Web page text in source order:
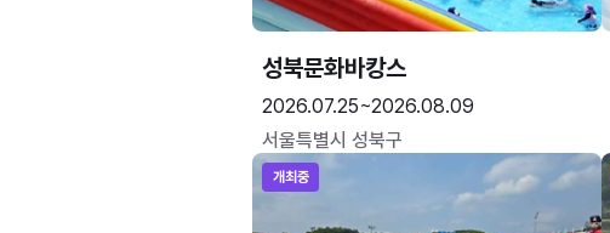
성북문화바캉스
2026.07.25~2026.08.09
서울특별시 성북구
개최중